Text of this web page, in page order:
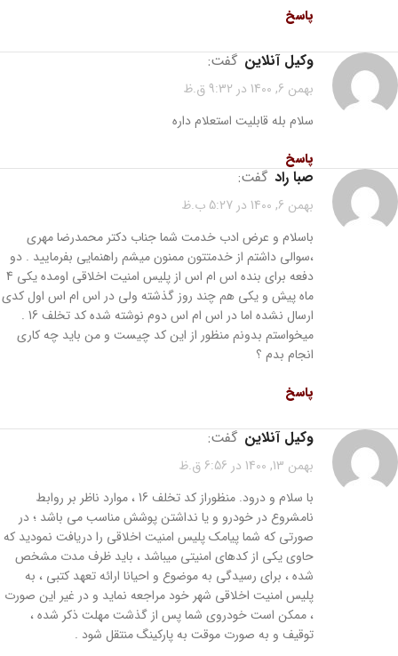
پاسخ
وکیل آنلاین گفت:
بهمن 6, 1400 در 9:32 ق.ظ
سلام بله قابلیت استعلام داره
پاسخ
صبا راد گفت:
بهمن 6, 1400 در 5:27 ب.ظ
باسلام و عرض ادب خدمت شما جناب دکتر محمدرضا مهری
،سوالی داشتم از خدمتتون ممنون میشم راهنمایی بفرمایید . دو
دفعه برای بنده اس ام اس از پلیس امنیت اخلاقی اومده یکی 4
ماه پیش و یکی هم چند روز گذشته ولی در اس ام اس اول کدی
ارسال نشده اما در اس ام اس دوم نوشته شده کد تخلف 16 .
میخواستم بدونم منظور از این کد چیست و من باید چه کاری
انجام بدم ؟
پاسخ
وکیل آنلاین گفت:
بهمن 13, 1400 در 6:56 ق.ظ
با سلام و درود. منظوراز کد تخلف 16 ، موارد ناظر بر روابط
نامشروع در خودرو و یا نداشتن پوشش مناسب می باشد ؛ در
صورتی که شما پیامک پلیس امنیت اخلاقی را دریافت نمودید که
حاوی یکی از کدهای امنیتی میباشد ، باید ظرف مدت مشخص
شده ، برای رسیدگی به موضوع و احیانا ارائه تعهد کتبی ، به
پلیس امنیت اخلاقی شهر خود مراجعه نماید و در غیر این صورت
، ممکن است خودروی شما پس از گذشت مهلت ذکر شده ،
توقیف و به صورت موقت به پارکینگ منتقل شود .